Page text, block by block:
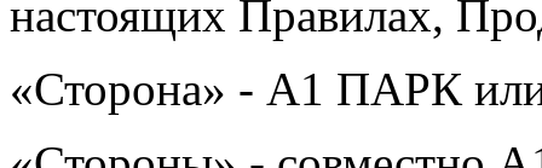
настоящих Правилах,
«Сторона» - А1 ПАРК или